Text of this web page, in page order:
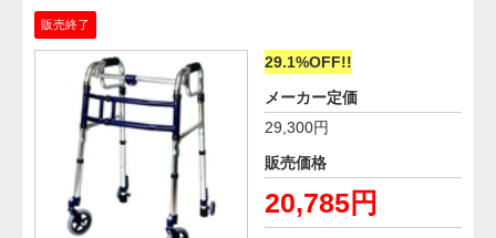
販売終了
29.1%OFF!!
メーカー定価
29,300円
販売価格
20,785円